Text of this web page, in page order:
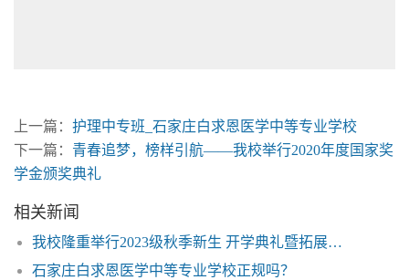
上一篇： 护理中专班_石家庄白求恩医学中等专业学校
下一篇： 青春追梦，榜样引航——我校举行2020年度国家奖
学金颁奖典礼
相关新闻
我校隆重举行2023级秋季新生 开学典礼暨拓展训练总结表彰大会
石家庄白求恩医学中等专业学校正规吗？